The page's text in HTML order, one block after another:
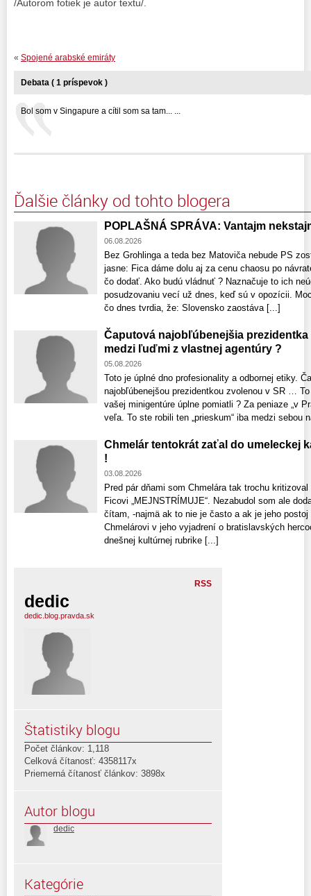
/Autorom fotiek je autor textu/.
« Spojené arabské emiráty
Debata ( 1 príspevok )
Bol som v Singapure a cítil som sa tam... ...
Ďalšie články od tohto blogera
POPLAŠNÁ SPRÁVA: Vantajm
06.08.2026
Bez Grohlinga a teda bez Matoviča nebude PS
jasne: Fica dáme dolu aj za cenu chaosu po
čo dodať. Ako budú vládnuť ? Naznačuje to ich
posudzovaniu vecí už dnes, keď sú v opozícii.
čo dnes tvrdia, že: Slovensko zaostáva [...]
Čaputová najobľúbenejšia
medzi ľuďmi z vlastnej agentúry ?
05.08.2026
Toto je úplné dno profesionality a odbornej etiky.
najobľúbenejšou prezidentkou zvolenou v SR …
vašej minigentúre úplne pomiatli ? Za peniaze „v
veľa. To ste robili ten „prieskum“ iba medzi sebou
Chmelár tentokrát zaťal do umeleckej
!
03.08.2026
Pred pár dňami som Chmelára tak trochu
Ficovi „MEJNSTRÍMUJE“. Nezabudol som ale
čítam, -najmä ak to nie je často a ak je jeho
Chmelárovi v jeho vyjadrení o bratislavských
dnešnej kultúrnej rubrike [...]
RSS
dedic
dedic.blog.pravda.sk
Štatistiky blogu
Počet článkov: 1,118
Celková čítanosť: 4358117x
Priemerná čítanosť článkov: 3898x
Autor blogu
dedic
Kategórie